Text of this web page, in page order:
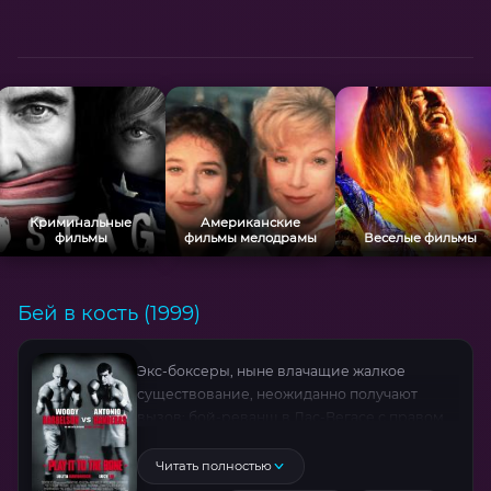
Криминальные
фильмы
Американские
фильмы мелодрамы
Веселые фильмы
Бей в кость (1999)
Экс-боксеры, ныне влачащие жалкое
существование, неожиданно получают
на автомобиле с загадочной попутчицей
обнажает старые обиды и тайны, а яростная
Читать полностью